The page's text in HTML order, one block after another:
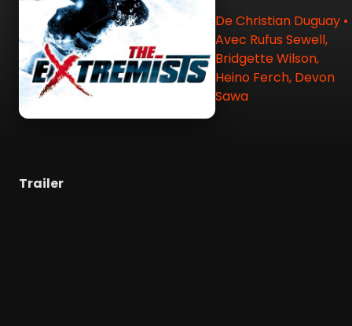
De Christian Duguay •
Avec Rufus Sewell,
Bridgette Wilson,
Heino Ferch, Devon
Sawa
Trailer